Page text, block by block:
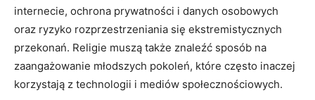
internecie, ochrona prywatności i danych osobowych
oraz ryzyko rozprzestrzeniania się ekstremistycznych
przekonań. Religie muszą także znaleźć sposób na
zaangażowanie młodszych pokoleń, które często inaczej
korzystają z technologii i mediów społecznościowych.